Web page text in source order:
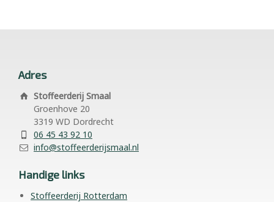
Adres
Stoffeerderij Smaal
Groenhove 20
3319 WD Dordrecht
06 45 43 92 10
info@stoffeerderijsmaal.nl
Handige links
Stoffeerderij Rotterdam